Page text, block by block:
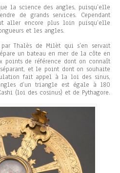
la science des angles, puisqu’elle
de grands services. Cependant
aller encore plus loin puisqu’elle
et les angles.
Thalès de Milèt qui s’en servait
un bateau en mer de la côte en
points de référence dont on connaît
et le point dont on souhaite
fait appel à la loi des sinus,
d’un triangle est égale à 180
(loi des cosinus) et de Pythagore.